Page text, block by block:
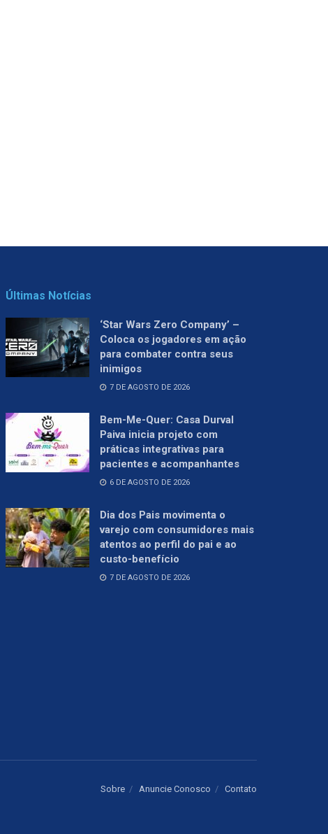
Últimas Notícias
‘Star Wars Zero Company’ –
Coloca os jogadores em ação
para combater contra seus
inimigos
7 DE AGOSTO DE 2026
Bem-Me-Quer: Casa Durval
Paiva inicia projeto com
práticas integrativas para
pacientes e acompanhantes
6 DE AGOSTO DE 2026
Dia dos Pais movimenta o
varejo com consumidores mais
atentos ao perfil do pai e ao
custo-benefício
7 DE AGOSTO DE 2026
Sobre Anuncie Conosco Contato